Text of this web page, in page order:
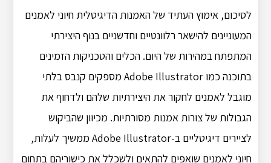
לסיכום, אימוץ העתיד של האמנות הדיגיטלית חיוני לאמנים
המעוניינים להישאר רלוונטיים וחדשניים בנוף היצירתי
המתפתח במהירות של היום. הכלים והטכניקות הזמינים
בתוכנה כמו Adobe Illustrator מספקים קנבס בלתי
מוגבל לאמנים לחקור את היצירתיות שלהם ולדחוף את
הגבולות של צורות אמנות מסורתיות. מכיוון שהביקוש
לציירים דיגיטליים ב-Adobe Illustrator ממשיך לעלות,
חיוני לאמנים שואפים להתאים ולשכלל את כישוריהם בתחום